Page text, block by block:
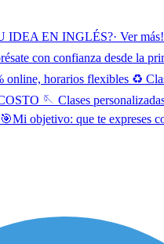
EN INGLÉS?· Ver más!!!
con confianza desde la
horarios flexibles ♻️
🪡 Clases
que te expreses